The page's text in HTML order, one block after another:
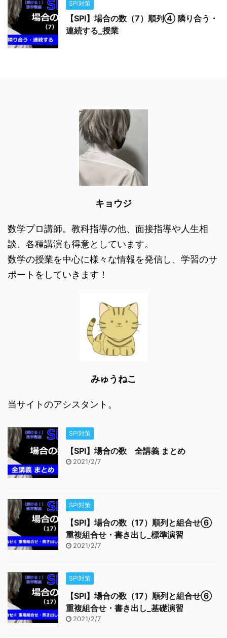
SPI対策
【SPI】場合の数（7）順列④ 隣り合う・
連続する_授業
キョウジ
数学プロ講師。教科指導の他、面接指導や人生相
談、各種講演も得意としています。
数学の授業を中心に様々な情報を発信し、学習のサ
ポートをしていきます！
みゅうねこ
当サイトのアシスタント。
SPI対策
【SPI】場合の数 全講義 まとめ
2021/2/7
SPI対策
【SPI】場合の数（17）順列と組合せ⑥
重複組合せ・書き出し_標準演習
2021/2/7
SPI対策
【SPI】場合の数（17）順列と組合せ⑥
重複組合せ・書き出し_基礎演習
2021/2/7